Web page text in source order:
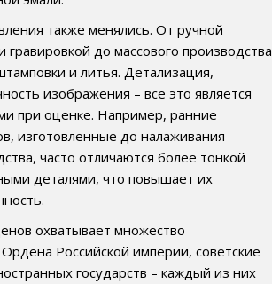
также менялись. От ручной
гравировкой до массового производства
и литья. Детализация,
изображения – все это является
при оценке. Например, ранние
изготовленные до налаживания
часто отличаются более тонкой
деталями, что повышает их
охватывает множество
Российской империи, советские
государств – каждый из них